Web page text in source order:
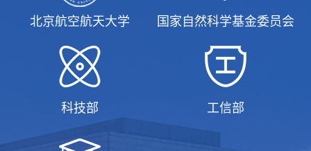
北京航空航天大学 国家自然科学基金委员会
科技部 工信部